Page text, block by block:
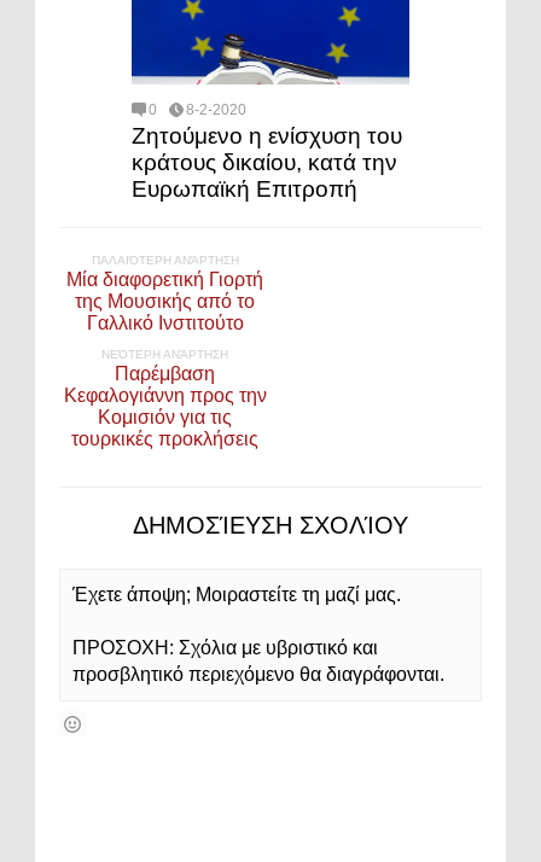
0 8-2-2020
Ζητούμενο η ενίσχυση του
κράτους δικαίου, κατά την
Ευρωπαϊκή Επιτροπή
ΠΑΛΑΙΌΤΕΡΗ ΑΝΆΡΤΗΣΗ
Μία διαφορετική Γιορτή
της Μουσικής από το
Γαλλικό Ινστιτούτο
ΝΕΌΤΕΡΗ ΑΝΆΡΤΗΣΗ
Παρέμβαση
Κεφαλογιάννη προς την
Κομισιόν για τις
τουρκικές προκλήσεις
ΔΗΜΟΣΊΕΥΣΗ ΣΧΟΛΊΟΥ
Έχετε άποψη; Μοιραστείτε τη μαζί μας.
ΠΡΟΣΟΧΗ: Σχόλια με υβριστικό και
προσβλητικό περιεχόμενο θα διαγράφονται.